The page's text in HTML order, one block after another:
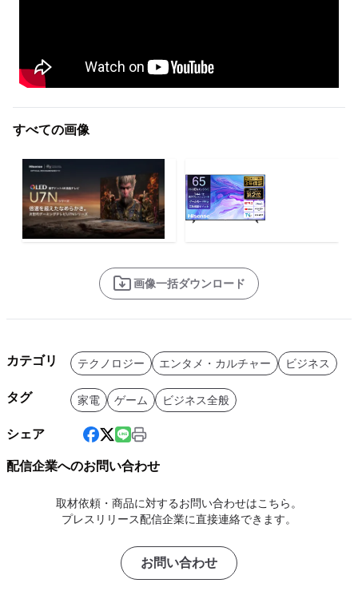
すべての画像
画像一括ダウンロード
カテゴリ テクノロジー エンタメ・カルチャー ビジネス
タグ 家電 ゲーム ビジネス全般
シェア
配信企業へのお問い合わせ
取材依頼・商品に対するお問い合わせはこちら。
プレスリリース配信企業に直接連絡できます。
お問い合わせ